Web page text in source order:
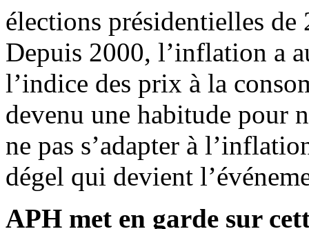
élections présidentielles
Depuis 2000, l’inflation a
l’indice des prix à la
devenu une habitude pour
ne pas s’adapter à
dégel qui devient
APH met en garde sur